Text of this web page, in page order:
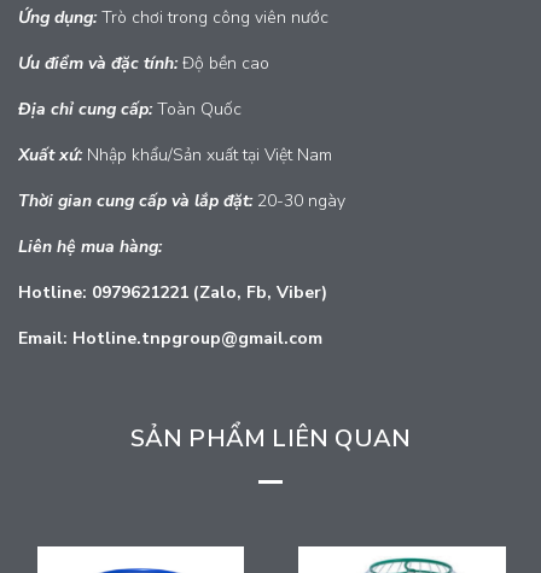
Ứng dụng:Trò chơi trong công viên nước
Ưu điểm và đặc tính:Độ bền cao
Địa chỉ cung cấp:Toàn Quốc
Xuấtxứ:Nhập khẩu/Sản xuất tại Việt Nam
Thời gian cung cấp và lắp đặt:20-30 ngày
Liên hệ mua hàng:
Hotline: 0979621221 (Zalo, Fb, Viber)
Email: Hotline.tnpgroup@gmail.com
SẢN PHẨM LIÊN QUAN